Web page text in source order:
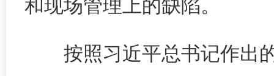
和现场管理上的缺陷。
按照习近平总书记作出